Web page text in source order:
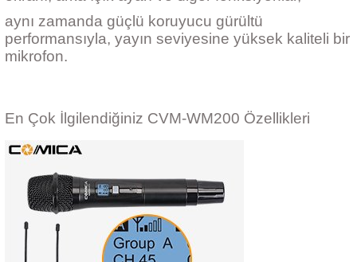
aynı zamanda güçlü koruyucu gürültü
performansıyla, yayın seviyesine yüksek kaliteli bir
mikrofon.
En Çok İlgilendiğiniz CVM-WM200 Özellikleri